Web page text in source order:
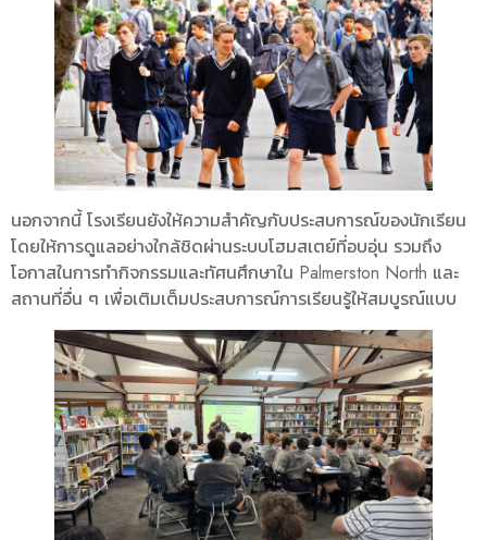
นอกจากนี้ โรงเรียนยังให้ความสำคัญกับประสบการณ์ของนักเรียน
โดยให้การดูแลอย่างใกล้ชิดผ่านระบบโฮมสเตย์ที่อบอุ่น รวมถึง
โอกาสในการทำกิจกรรมและทัศนศึกษาใน Palmerston North และ
สถานที่อื่น ๆ เพื่อเติมเต็มประสบการณ์การเรียนรู้ให้สมบูรณ์แบบ